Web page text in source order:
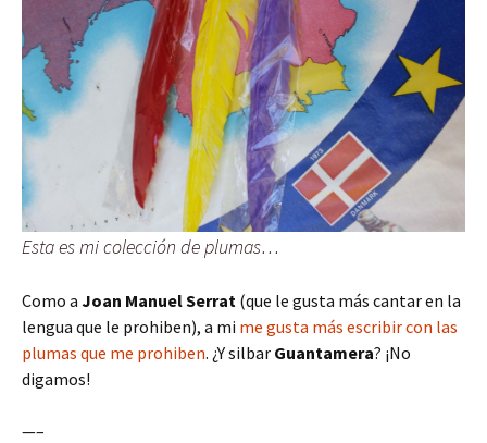
Esta es mi colección de plumas…
Como a Joan Manuel Serrat (que le gusta más cantar en la
lengua que le prohiben), a mi me gusta más escribir con las
plumas que me prohiben. ¿Y silbar Guantamera? ¡No
digamos!
—–